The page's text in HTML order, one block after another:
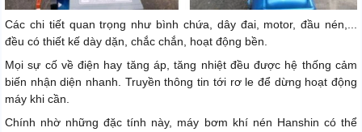
Các chi tiết quan trọng như bình chứa, dây đai, motor, đầu nén,...
đều có thiết kế dày dặn, chắc chắn, hoạt động bền.
Mọi sự cố về điện hay tăng áp, tăng nhiệt đều được hệ thống cảm
biến nhận diện nhanh. Truyền thông tin tới rơ le để dừng hoạt động
máy khi cần.
Chính nhờ những đặc tính này, máy bơm khí nén Hanshin có thể